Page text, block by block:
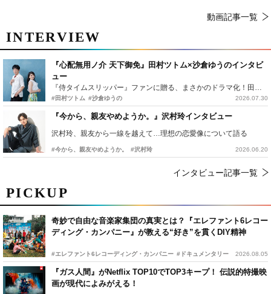
PICKUP
奇妙で自由な音楽家集団の真実とは？『エレファント6レコー
ディング・カンパニー』が教える“好き”を貫くDIY精神
#エレファント6レコーディング・カンパニー #ドキュメンタリー 2026.08.05
『ガス人間』がNetflix TOP10でTOP3キープ！ 伝説的特撮映
画が現代によみがえる！
動画記事一覧
INTERVIEW
『心配無用ノ介 天下御免』田村ツトム×沙倉ゆうのインタビ
ュー
『侍タイムスリッパー』ファンに贈る、まさかのドラマ化！田村ツトム×沙倉ゆうのが語る『心配無用ノ介』撮影秘話
#田村ツトム #沙倉ゆうの 2026.07.30
『今から、親友やめようか。』沢村玲インタビュー
沢村玲、親友から一線を越えて…理想の恋愛像について語る
#今から、親友やめようか。 #沢村玲 2026.06.20
インタビュー記事一覧